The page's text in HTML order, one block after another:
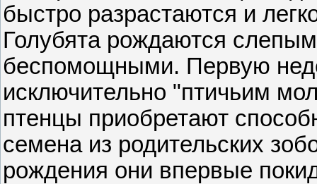
быстро разрастаются и
Голубята рождаются
беспомощными. Первую
исключительно "птичьим
птенцы приобретают
семена из родительских
рождения они впервые